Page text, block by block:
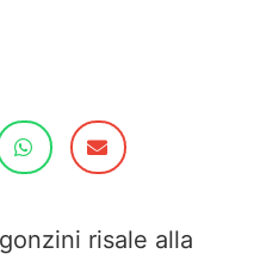
risale alla